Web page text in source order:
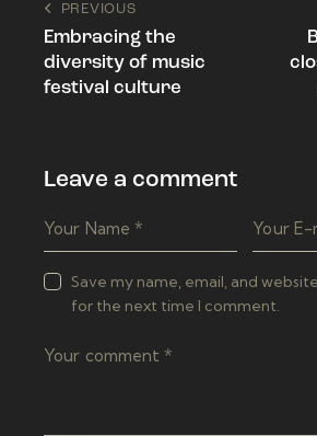
Post
navigation
PREVIOUS
Embracing the
diversity of music
festival culture
Leave a comment
Save my name, email, and
for the next time I comment.